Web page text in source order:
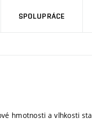
SPOLUPRÁCE
hmotnosti a vlhkosti